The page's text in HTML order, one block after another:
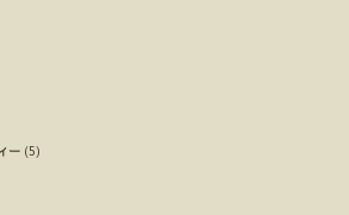
ー (5)